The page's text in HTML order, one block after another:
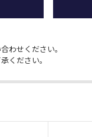
わせください。
ください。